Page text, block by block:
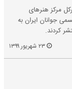
مرکز هنرهای
جوانان ایران به
کردند.